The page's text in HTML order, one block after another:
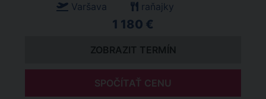
Varšava
raňajky
1 180 €
ZOBRAZIT TERMÍN
SPOČÍTAŤ CENU